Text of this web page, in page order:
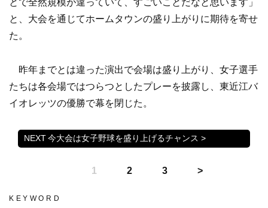
とで全然規模が違っていて、すごいことだなと思います」
と、大会を通じてホームタウンの盛り上がりに期待を寄せ
た。
昨年までとは違った演出で会場は盛り上がり、女子選手
たちは各会場ではつらつとしたプレーを披露し、東近江バ
イオレッツの優勝で幕を閉じた。
今大会は女子野球を盛り上げるチャンス >
1 2 3
KEYWORD